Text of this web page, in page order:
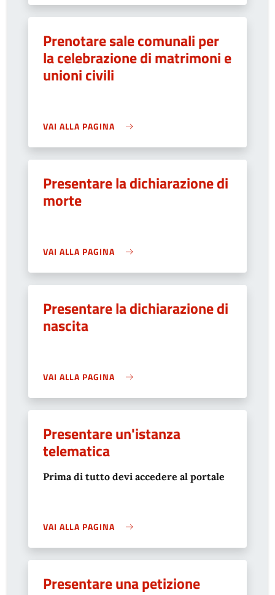
Prenotare sale comunali per
la celebrazione di matrimoni e
unioni civili
VAI ALLA PAGINA
Presentare la dichiarazione di
morte
VAI ALLA PAGINA
Presentare la dichiarazione di
nascita
VAI ALLA PAGINA
Presentare un'istanza
telematica
Prima di tutto devi accedere al portale
VAI ALLA PAGINA
Presentare una petizione